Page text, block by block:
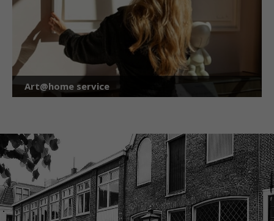
Art@home service